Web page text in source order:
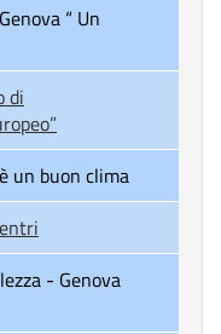
un buon clima